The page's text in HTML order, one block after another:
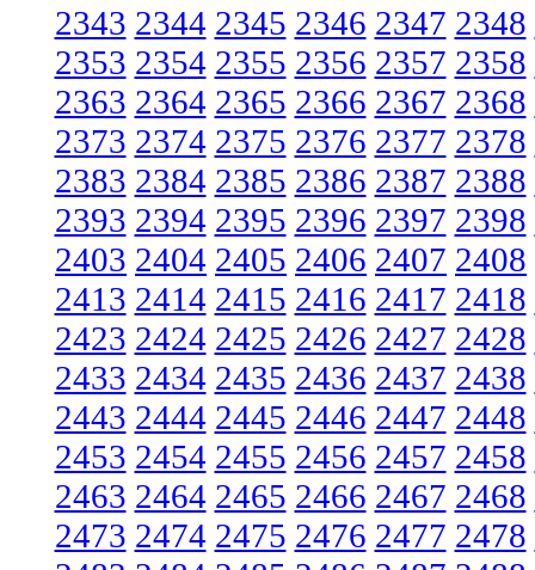
2343 2344 2345 2346 2347 2348
2353 2354 2355 2356 2357 2358
2363 2364 2365 2366 2367 2368
2373 2374 2375 2376 2377 2378
2383 2384 2385 2386 2387 2388
2393 2394 2395 2396 2397 2398
2403 2404 2405 2406 2407 2408
2413 2414 2415 2416 2417 2418
2423 2424 2425 2426 2427 2428
2433 2434 2435 2436 2437 2438
2443 2444 2445 2446 2447 2448
2453 2454 2455 2456 2457 2458
2463 2464 2465 2466 2467 2468
2473 2474 2475 2476 2477 2478